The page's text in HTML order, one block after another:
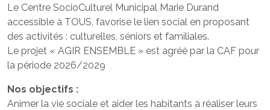
Le Centre SocioCulturel Municipal Marie Durand
accessible à TOUS, favorise le lien social en proposant
des activités : culturelles, séniors et familiales.
Le projet « AGIR ENSEMBLE » est agréé par la CAF pour
la période 2026/2029
Nos objectifs :
Animer la vie sociale et aider les habitants à réaliser leurs